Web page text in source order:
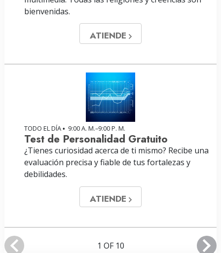
bienvenidas.
ATIENDE
TODO EL DÍA • 9:00 A. M.–9:00 P. M.
Test de Personalidad Gratuito
¿Tienes curiosidad acerca de ti mismo? Recibe una
evaluación precisa y fiable de tus fortalezas y
debilidades.
ATIENDE
1 OF 10